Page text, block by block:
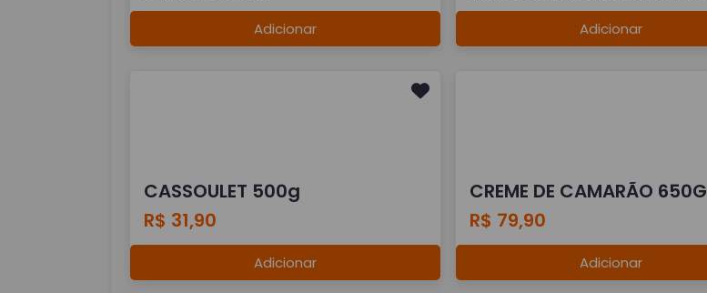
Adicionar Adicionar
CASSOULET 500g
R$ 31,90
Adicionar
CREME DE CAMARÃO 650G
R$ 79,90
Adicionar